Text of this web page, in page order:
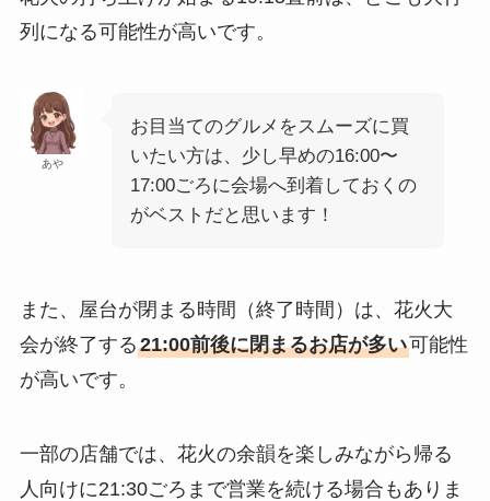
列になる可能性が高いです。
あや
お目当てのグルメをスムーズに買
いたい方は、少し早めの16:00〜
17:00ごろに会場へ到着しておくの
がベストだと思います！
また、屋台が閉まる時間（終了時間）は、花火大
会が終了する21:00前後に閉まるお店が多い可能性
が高いです。
一部の店舗では、花火の余韻を楽しみながら帰る
人向けに21:30ごろまで営業を続ける場合もありま